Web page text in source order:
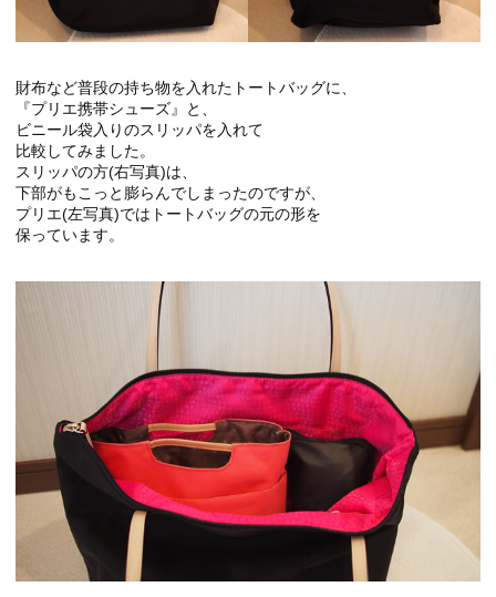
財布など普段の持ち物を入れたトートバッグに、
『プリエ携帯シューズ』と、
ビニール袋入りのスリッパを入れて
比較してみました。
スリッパの方(右写真)は、
下部がもこっと膨らんでしまったのですが、
プリエ(左写真)ではトートバッグの元の形を
保っています。